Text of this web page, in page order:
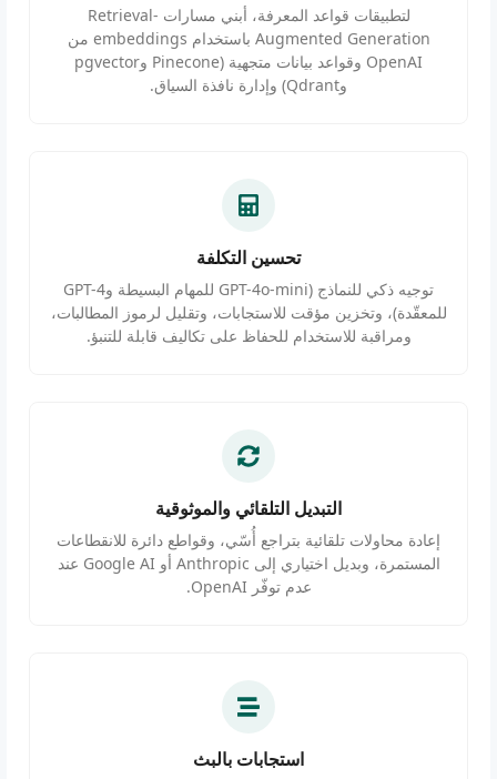
لتطبيقات قواعد المعرفة، أبني مسارات Retrieval-
Augmented Generation باستخدام embeddings من
OpenAI وقواعد بيانات متجهية (Pinecone وpgvector
وQdrant) وإدارة نافذة السياق.
تحسين التكلفة
توجيه ذكي للنماذج (GPT-4o-mini للمهام البسيطة وGPT-4
للمعقّدة)، وتخزين مؤقت للاستجابات، وتقليل لرموز المطالبات،
ومراقبة للاستخدام للحفاظ على تكاليف قابلة للتنبؤ.
التبديل التلقائي والموثوقية
إعادة محاولات تلقائية بتراجع أُسّي، وقواطع دائرة للانقطاعات
المستمرة، وبديل اختياري إلى Anthropic أو Google AI عند
عدم توفّر OpenAI.
استجابات بالبث